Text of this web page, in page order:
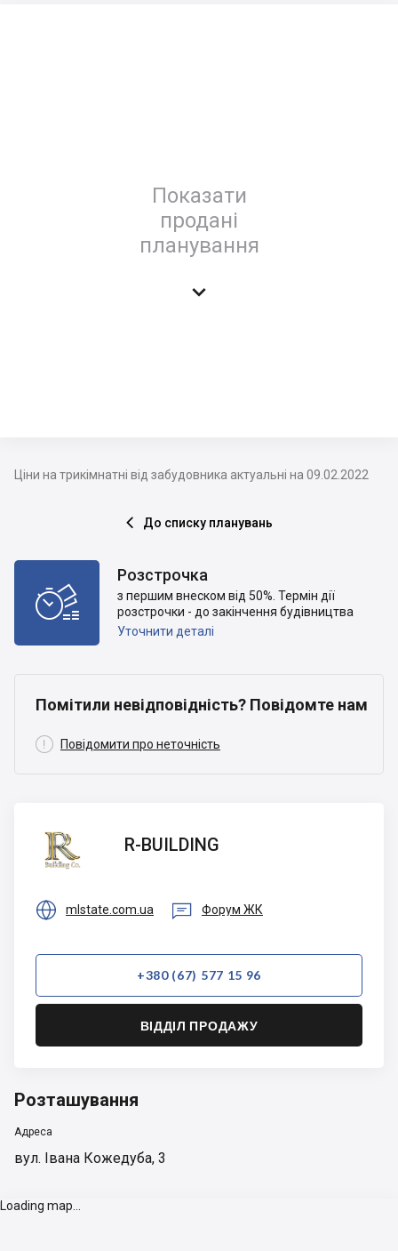
Показати
продані
планування

Ціни на трикімнатні від забудовника актуальні на 09.02.2022
 До списку планувань

Розстрочка
з першим внеском від 50%. Термін дії
розстрочки - до закінчення будівництва
Уточнити деталі
Помітили невідповідність? Повідомте нам
 Повідомити про неточність
R-
BUILDING
R-BUILDING
 mlstate.com.ua  Форум ЖК
+380 (67) 577 15 96
ВІДДІЛ ПРОДАЖУ
Розташування
Адреса
вул. Івана Кожедуба, 3
Loading map...